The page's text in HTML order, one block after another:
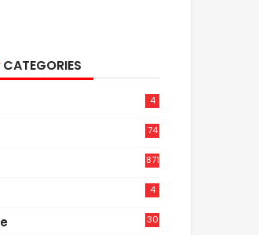
CATEGORIES
4
74
871
4
30